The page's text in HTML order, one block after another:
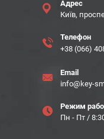
Адрес
Київ,
Телефон
+38 (066)
Email
info@key-
Режим
Пн - Пт /